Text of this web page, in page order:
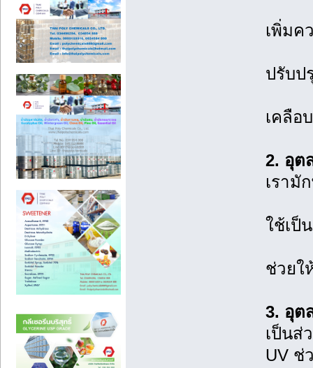
เพิ่มค
ปรับป
เคลือ
2. อุต
เรามั
ใช้เป็
ช่วยใ
3. อุต
เป็นส่
UV ช่